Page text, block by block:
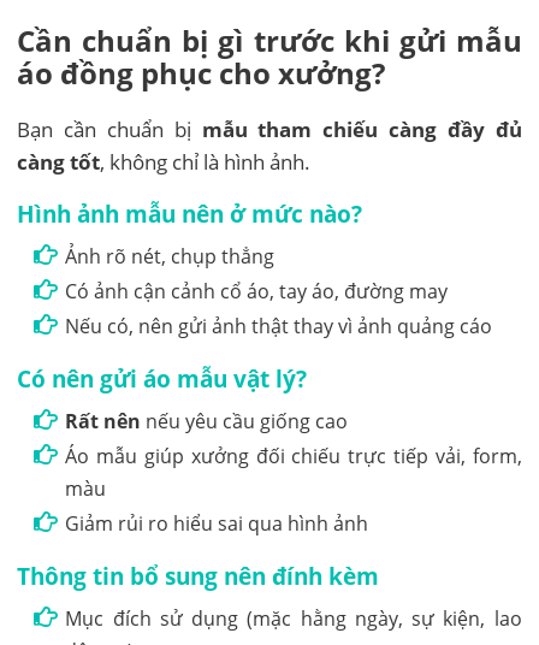
Cần chuẩn bị gì trước khi gửi mẫu
áo đồng phục cho xưởng?
Bạn cần chuẩn bị mẫu tham chiếu càng đầy đủ
càng tốt, không chỉ là hình ảnh.
Hình ảnh mẫu nên ở mức nào?
Ảnh rõ nét, chụp thẳng
Có ảnh cận cảnh cổ áo, tay áo, đường may
Nếu có, nên gửi ảnh thật thay vì ảnh quảng cáo
Có nên gửi áo mẫu vật lý?
Rất nên nếu yêu cầu giống cao
Áo mẫu giúp xưởng đối chiếu trực tiếp vải, form,
màu
Giảm rủi ro hiểu sai qua hình ảnh
Thông tin bổ sung nên đính kèm
Mục đích sử dụng (mặc hằng ngày, sự kiện, lao